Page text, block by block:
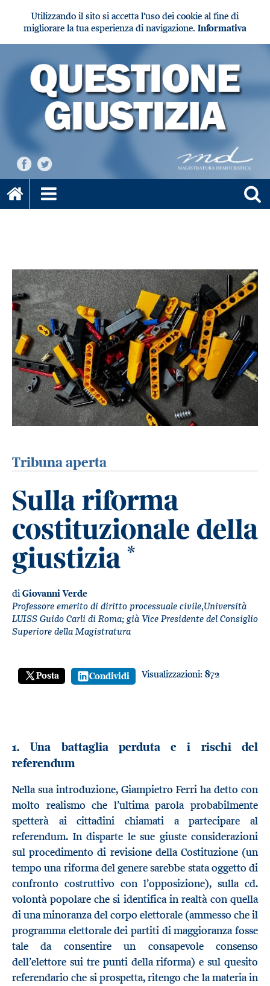
Utilizzando il sito si accetta l'uso dei cookie al fine di
migliorare la tua esperienza di navigazione. Informativa
Tribuna aperta
Sulla riforma
costituzionale della
giustizia *
diGiovanni Verde
Professore emerito di diritto processuale civile,Università
LUISS Guido Carli di Roma; già Vice Presidente del Consiglio
Superiore della Magistratura
Posta Condividi Visualizzazioni: 872
1. Una battaglia perduta e i rischi del
referendum
Nella sua introduzione, Giampietro Ferri ha detto con
molto realismo che l’ultima parola probabilmente
spetterà ai cittadini chiamati a partecipare al
referendum. In disparte le sue giuste considerazioni
sul procedimento di revisione della Costituzione (un
tempo una riforma del genere sarebbe stata oggetto di
confronto costruttivo con l’opposizione), sulla cd.
volontà popolare che si identifica in realtà con quella
di una minoranza del corpo elettorale (ammesso che il
programma elettorale dei partiti di maggioranza fosse
tale da consentire un consapevole consenso
dell’elettore sui tre punti della riforma) e sul quesito
referendario che si prospetta, ritengo che la materia in